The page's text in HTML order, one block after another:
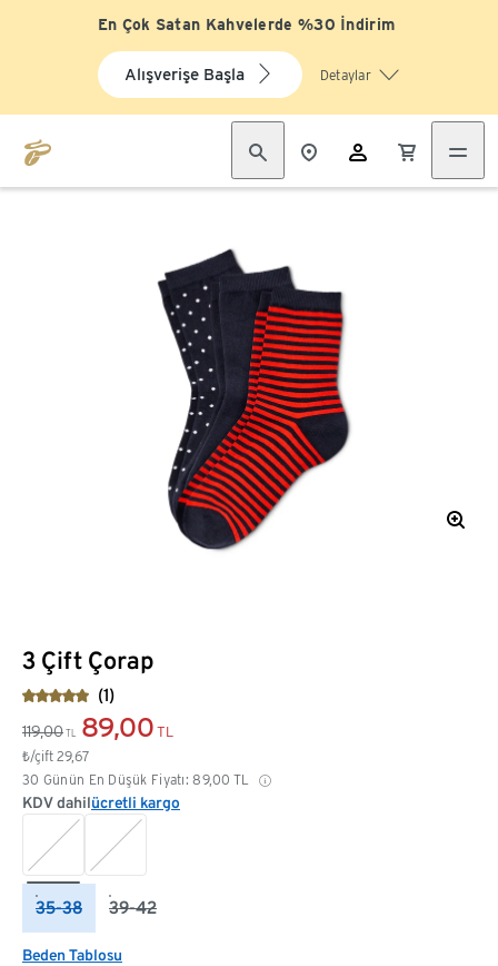
En Çok Satan Kahvelerde %30 İndirim
Alışverişe Başla Detaylar
3 Çift Çorap
(1)
119,00 TL 89,00 TL
₺/çift 29,67
30 Günün En Düşük Fiyatı: 89,00 TL
KDV dahilücretli kargo
35-38 39-42
Beden Tablosu